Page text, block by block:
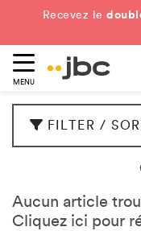
Recevez le
MENU
FILTER /
Aucun article
Cliquez ici pour